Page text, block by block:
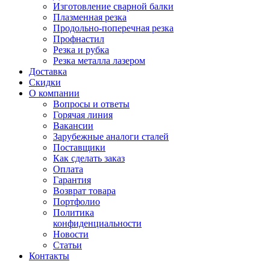
Изготовление сварной балки
Плазменная резка
Продольно-поперечная резка
Профнастил
Резка и рубка
Резка металла лазером
Доставка
Скидки
О компании
Вопросы и ответы
Горячая линия
Вакансии
Зарубежные аналоги сталей
Поставщики
Как сделать заказ
Оплата
Гарантия
Возврат товара
Портфолио
Политика
конфиденциальности
Новости
Статьи
Контакты